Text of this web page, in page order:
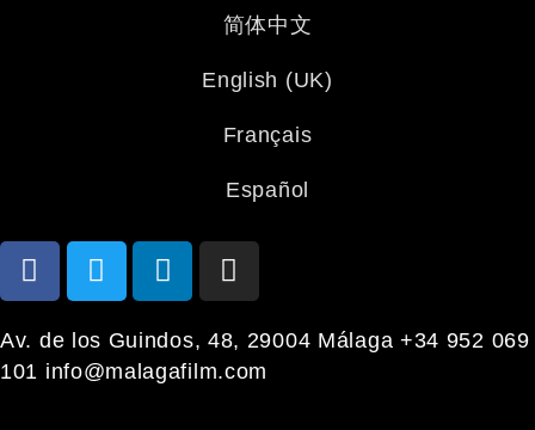
简体中文
English (UK)
Français
Español
Av. de los Guindos, 48, 29004 Málaga +34 952 069
101 info@malagafilm.com